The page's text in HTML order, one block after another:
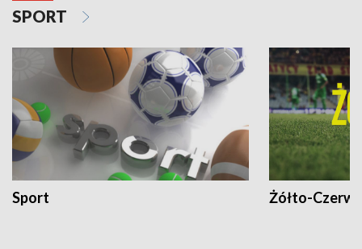
SPORT
Sport Żółto-